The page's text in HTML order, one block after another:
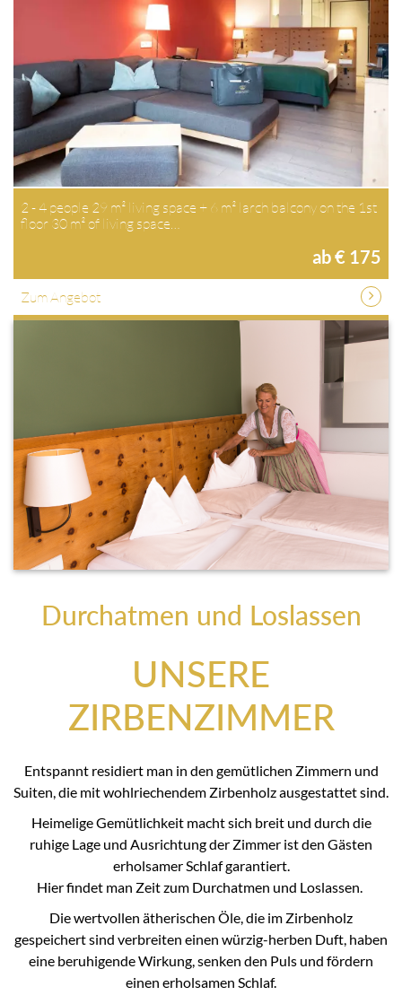
2 - 4 people 29 m² living space + 6 m² larch balcony on the 1st
floor 30 m² of living space…
ab € 175
Zum Angebot
Durchatmen und Loslassen
UNSERE
ZIRBENZIMMER
Entspannt residiert man in den gemütlichen Zimmern und
Suiten, die mit wohlriechendem Zirbenholz ausgestattet sind.
Heimelige Gemütlichkeit macht sich breit und durch die
ruhige Lage und Ausrichtung der Zimmer ist den Gästen
erholsamer Schlaf garantiert.
Hier findet man Zeit zum Durchatmen und Loslassen.
Die wertvollen ätherischen Öle, die im Zirbenholz
gespeichert sind verbreiten einen würzig-herben Duft, haben
eine beruhigende Wirkung, senken den Puls und fördern
einen erholsamen Schlaf.